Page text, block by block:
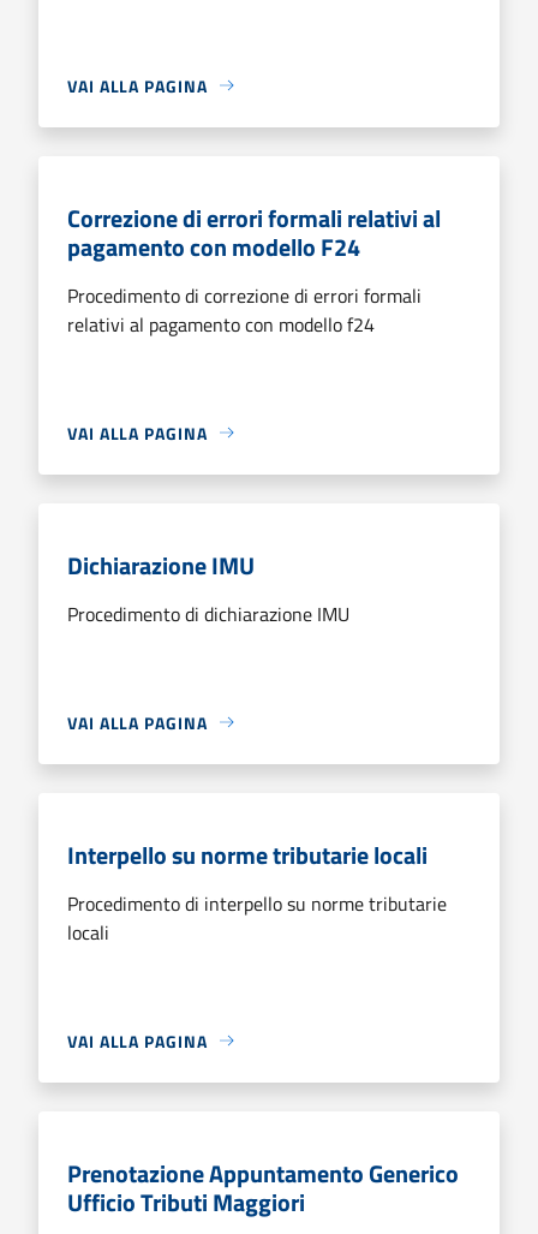
VAI ALLA PAGINA
Correzione di errori formali relativi al
pagamento con modello F24
Procedimento di correzione di errori formali
relativi al pagamento con modello f24
VAI ALLA PAGINA
Dichiarazione IMU
Procedimento di dichiarazione IMU
VAI ALLA PAGINA
Interpello su norme tributarie locali
Procedimento di interpello su norme tributarie
locali
VAI ALLA PAGINA
Prenotazione Appuntamento Generico
Ufficio Tributi Maggiori